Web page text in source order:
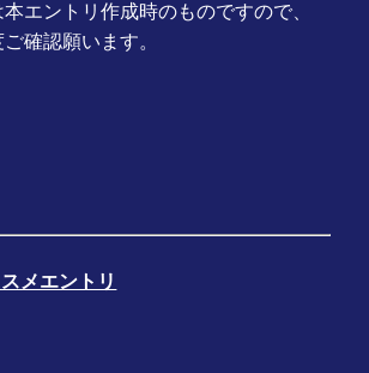
エントリ作成時のものですので、
確認願います。
メエントリ